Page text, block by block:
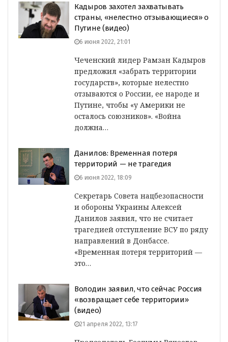
Кадыров захотел захватывать
страны, «нелестно отзывающиеся» о
Путине (видео)
6 июня 2022, 21:01
Чеченский лидер Рамзан Кадыров
предложил «забрать территории
государств», которые нелестно
отзываются о России, ее народе и
Путине, чтобы «у Америки не
осталось союзников». «Война
должна…
Данилов: Временная потеря
территорий — не трагедия
6 июня 2022, 18:09
Секретарь Совета нацбезопасности
и обороны Украины Алексей
Данилов заявил, что не считает
трагедией отступление ВСУ по ряду
направлений в Донбассе.
«Временная потеря территорий —
это…
Володин заявил, что сейчас Россия
«возвращает себе территории»
(видео)
21 апреля 2022, 13:17